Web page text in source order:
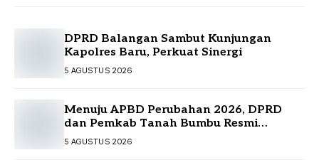
DPRD Balangan Sambut Kunjungan
Kapolres Baru, Perkuat Sinergi
5 AGUSTUS 2026
Menuju APBD Perubahan 2026, DPRD
dan Pemkab Tanah Bumbu Resmi
Sepakati KUA-PPAS
5 AGUSTUS 2026